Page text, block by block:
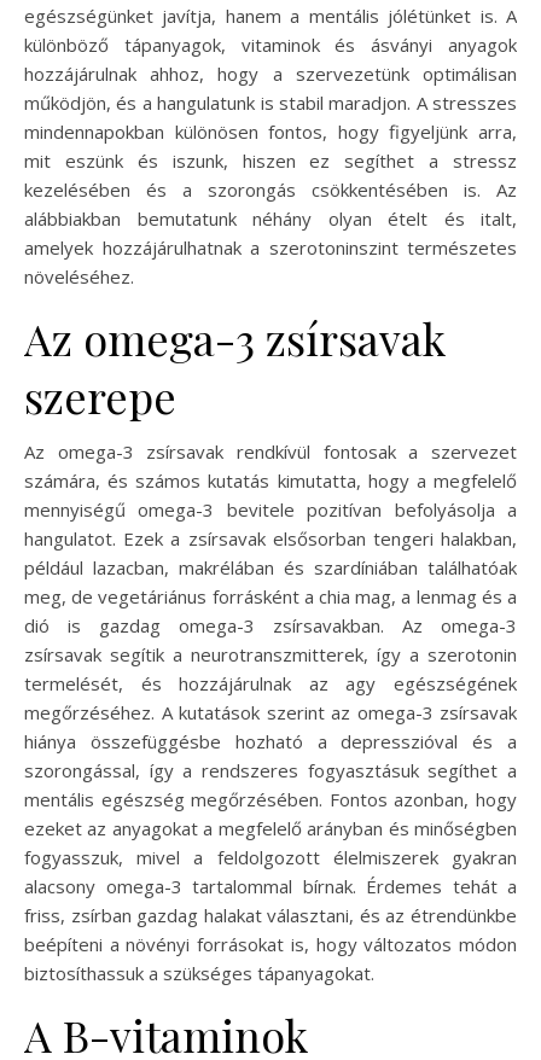
egészségünket javítja, hanem a mentális jólétünket is. A
különböző tápanyagok, vitaminok és ásványi anyagok
hozzájárulnak ahhoz, hogy a szervezetünk optimálisan
működjön, és a hangulatunk is stabil maradjon. A stresszes
mindennapokban különösen fontos, hogy figyeljünk arra,
mit eszünk és iszunk, hiszen ez segíthet a stressz
kezelésében és a szorongás csökkentésében is. Az
alábbiakban bemutatunk néhány olyan ételt és italt,
amelyek hozzájárulhatnak a szerotoninszint természetes
növeléséhez.
Az omega-3 zsírsavak
szerepe
Az omega-3 zsírsavak rendkívül fontosak a szervezet
számára, és számos kutatás kimutatta, hogy a megfelelő
mennyiségű omega-3 bevitele pozitívan befolyásolja a
hangulatot. Ezek a zsírsavak elsősorban tengeri halakban,
például lazacban, makrélában és szardíniában találhatóak
meg, de vegetáriánus forrásként a chia mag, a lenmag és a
dió is gazdag omega-3 zsírsavakban. Az omega-3
zsírsavak segítik a neurotranszmitterek, így a szerotonin
termelését, és hozzájárulnak az agy egészségének
megőrzéséhez. A kutatások szerint az omega-3 zsírsavak
hiánya összefüggésbe hozható a depresszióval és a
szorongással, így a rendszeres fogyasztásuk segíthet a
mentális egészség megőrzésében. Fontos azonban, hogy
ezeket az anyagokat a megfelelő arányban és minőségben
fogyasszuk, mivel a feldolgozott élelmiszerek gyakran
alacsony omega-3 tartalommal bírnak. Érdemes tehát a
friss, zsírban gazdag halakat választani, és az étrendünkbe
beépíteni a növényi forrásokat is, hogy változatos módon
biztosíthassuk a szükséges tápanyagokat.
A B-vitaminok